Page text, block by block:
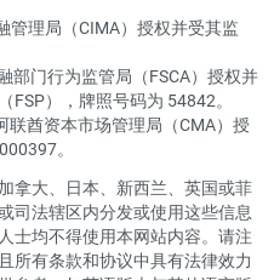
管理局（CIMA）授权并受其监
部门行为监管局（FSCA）授权并
），牌照号码为 54842。
联酋资本市场管理局（CMA）授
。
拿大、日本、新西兰、英国或菲
司法辖区内分发或使用这些信息
士均不得使用本网站内容。请注
所有条款和协议中具有法律效力